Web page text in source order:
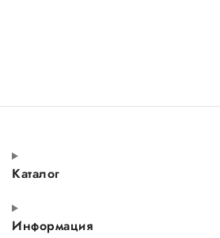
Каталог
Информация